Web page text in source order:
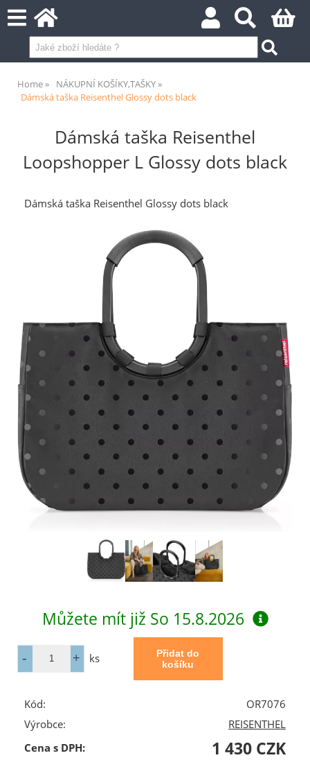
Home
NÁKUPNÍ KOŠÍKY,TAŠKY
Dámská taška Reisenthel Glossy dots black
Dámská taška Reisenthel
Loopshopper L Glossy dots black
Dámská taška Reisenthel Glossy dots black
Můžete mít již So 15.8.2026
ks
Kód:
OR7076
Výrobce:
REISENTHEL
Cena s DPH:
1 430 CZK